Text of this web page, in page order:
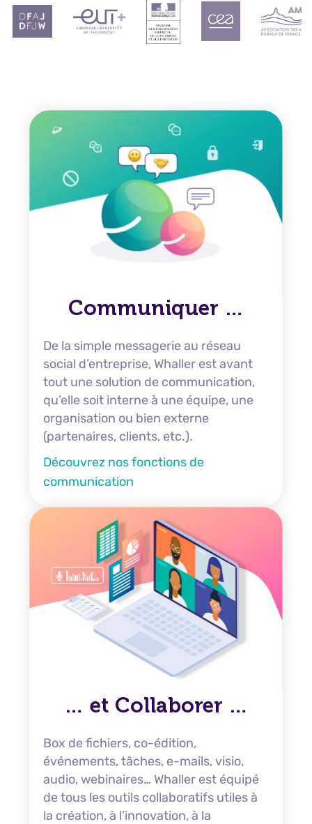
Communiquer …
De la simple messagerie au réseau
social d’entreprise, Whaller est avant
tout une solution de communication,
qu’elle soit interne à une équipe, une
organisation ou bien externe
(partenaires, clients, etc.).
Découvrez nos fonctions de
communication
… et Collaborer …
Box de fichiers, co-édition,
événements, tâches, e-mails, visio,
audio, webinaires… Whaller est équipé
de tous les outils collaboratifs utiles à
la création, à l’innovation, à la